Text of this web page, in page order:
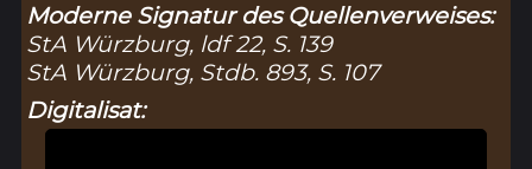
Moderne Signatur des Quellenverweises:
StA Würzburg, ldf 22, S. 139
StA Würzburg, Stdb. 893, S. 107
Digitalisat: